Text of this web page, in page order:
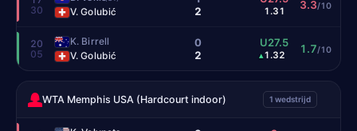
30
V. Golubić
2
1.31 3.3/10
20
05
K. Birrell
V. Golubić
0
2
U27.5
▴1.32 1.7/10
WTA Memphis USA (Hardcourt indoor) 1 wedstrijd